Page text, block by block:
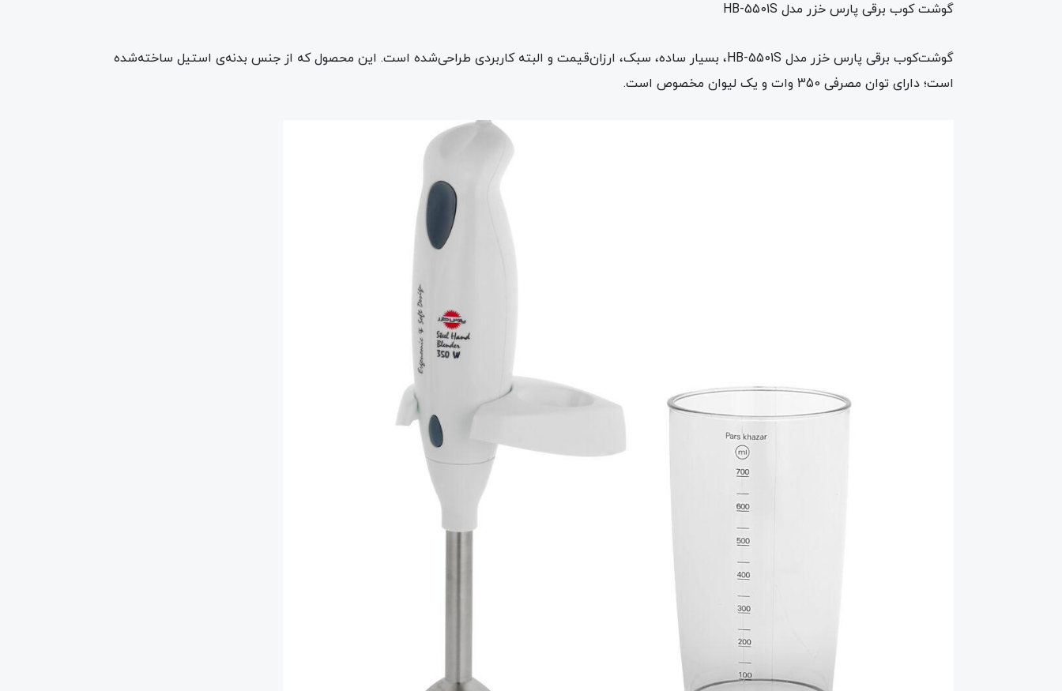
گوشت کوب برقی پارس خزر مدل HB-5501S
گوشت‌کوب برقی پارس خزر مدل HB-5501S، بسیار ساده، سبک، ارزان‌قیمت و البته کاربردی طراحی‌شده است. این محصول که از جنس بدنه‌ی استیل ساخته‌شده
است؛ دارای توان مصرفی 350 وات و یک لیوان مخصوص است.